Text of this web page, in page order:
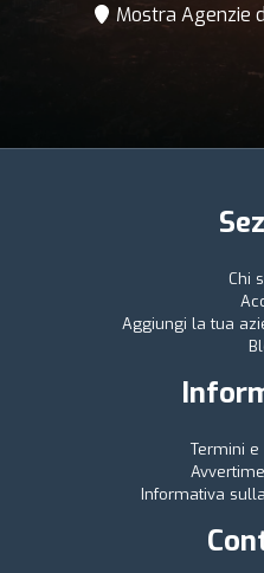
Mostra Agenzie
Chi
Aggiungi la tua
Termini e
Informativa